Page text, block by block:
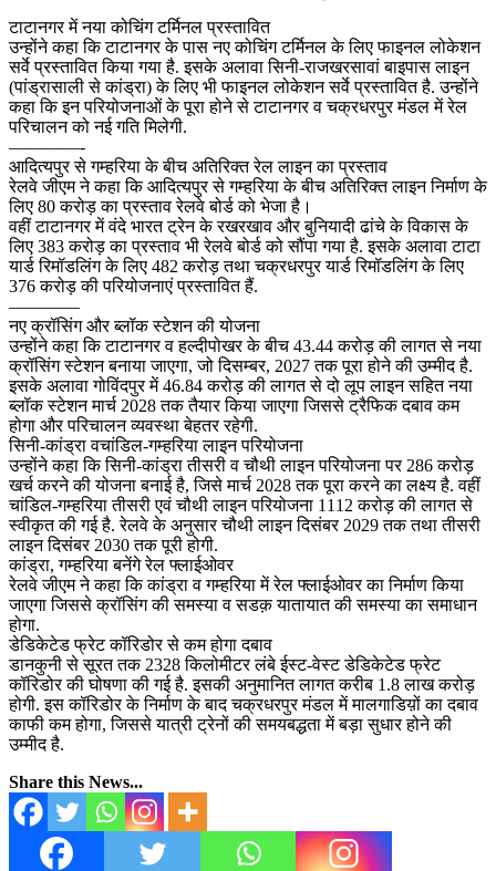
टाटानगर में नया कोचिंग टर्मिनल प्रस्तावित
उन्होंने कहा कि टाटानगर के पास नए कोचिंग टर्मिनल के लिए फाइनल लोकेशन
सर्वे प्रस्तावित किया गया है. इसके अलावा सिनी-राजखरसावां बाइपास लाइन
(पांड्रासाली से कांड्रा) के लिए भी फाइनल लोकेशन सर्वे प्रस्तावित है. उन्होंने
कहा कि इन परियोजनाओं के पूरा होने से टाटानगर व चक्रधरपुर मंडल में रेल
परिचालन को नई गति मिलेगी.
————-
आदित्यपुर से गम्हरिया के बीच अतिरिक्त रेल लाइन का प्रस्ताव
रेलवे जीएम ने कहा कि आदित्यपुर से गम्हरिया के बीच अतिरिक्त लाइन निर्माण के
लिए 80 करोड़ का प्रस्ताव रेलवे बोर्ड को भेजा है।
वहीं टाटानगर में वंदे भारत ट्रेन के रखरखाव और बुनियादी ढांचे के विकास के
लिए 383 करोड़ का प्रस्ताव भी रेलवे बोर्ड को सौंपा गया है. इसके अलावा टाटा
यार्ड रिमॉडलिंग के लिए 482 करोड़ तथा चक्रधरपुर यार्ड रिमॉडलिंग के लिए
376 करोड़ की परियोजनाएं प्रस्तावित हैं.
————
नए क्रॉसिंग और ब्लॉक स्टेशन की योजना
उन्होंने कहा कि टाटानगर व हल्दीपोखर के बीच 43.44 करोड़ की लागत से नया
क्रॉसिंग स्टेशन बनाया जाएगा, जो दिसम्बर, 2027 तक पूरा होने की उम्मीद है.
इसके अलावा गोविंदपुर में 46.84 करोड़ की लागत से दो लूप लाइन सहित नया
ब्लॉक स्टेशन मार्च 2028 तक तैयार किया जाएगा जिससे ट्रैफिक दबाव कम
होगा और परिचालन व्यवस्था बेहतर रहेगी.
सिनी-कांड्रा वचांडिल-गम्हरिया लाइन परियोजना
उन्होंने कहा कि सिनी-कांड्रा तीसरी व चौथी लाइन परियोजना पर 286 करोड़
खर्च करने की योजना बनाई है, जिसे मार्च 2028 तक पूरा करने का लक्ष्य है. वहीं
चांडिल-गम्हरिया तीसरी एवं चौथी लाइन परियोजना 1112 करोड़ की लागत से
स्वीकृत की गई है. रेलवे के अनुसार चौथी लाइन दिसंबर 2029 तक तथा तीसरी
लाइन दिसंबर 2030 तक पूरी होगी.
कांड्रा, गम्हरिया बनेंगे रेल फ्लाईओवर
रेलवे जीएम ने कहा कि कांड्रा व गम्हरिया में रेल फ्लाईओवर का निर्माण किया
जाएगा जिससे क्रॉसिंग की समस्या व सडक़ यातायात की समस्या का समाधान
होगा.
डेडिकेटेड फ्रेट कॉरिडोर से कम होगा दबाव
डानकुनी से सूरत तक 2328 किलोमीटर लंबे ईस्ट-वेस्ट डेडिकेटेड फ्रेट
कॉरिडोर की घोषणा की गई है. इसकी अनुमानित लागत करीब 1.8 लाख करोड़
होगी. इस कॉरिडोर के निर्माण के बाद चक्रधरपुर मंडल में मालगाडिय़ों का दबाव
काफी कम होगा, जिससे यात्री ट्रेनों की समयबद्धता में बड़ा सुधार होने की
उम्मीद है.
Share this News...